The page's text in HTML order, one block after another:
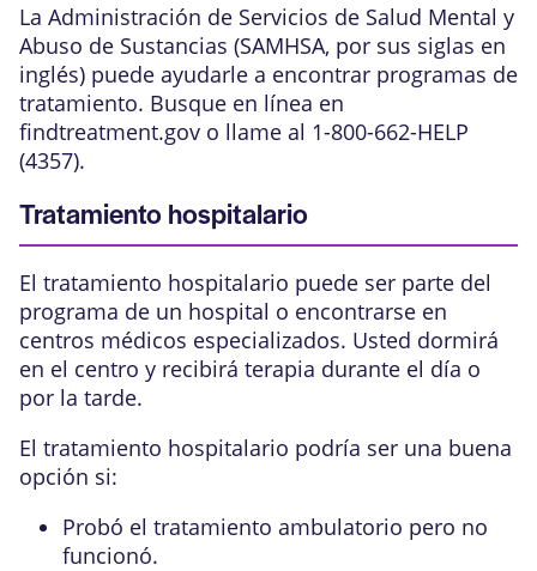
La Administración de Servicios de Salud Mental y
Abuso de Sustancias (SAMHSA, por sus siglas en
inglés) puede ayudarle a encontrar programas de
tratamiento. Busque en línea en
findtreatment.gov o llame al 1-800-662-HELP
(4357).
Tratamiento hospitalario
El tratamiento hospitalario puede ser parte del
programa de un hospital o encontrarse en
centros médicos especializados. Usted dormirá
en el centro y recibirá terapia durante el día o
por la tarde.
El tratamiento hospitalario podría ser una buena
opción si:
Probó el tratamiento ambulatorio pero no
funcionó.